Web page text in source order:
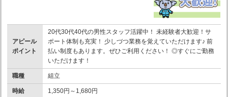
アピール
ポイント
20代30代40代の男性スタッフ活躍中！ 未経験者大歓迎！サ
ポート体制も充実！ 少しづつ業務を覚えていただけます♪ 前
払い制度もあります。ぜひご利用ください！ ◎すぐにご勤務
いただけます！
職種 組立
時給 1,350円～1,680円